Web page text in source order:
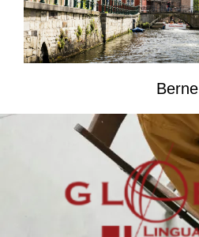
Berne